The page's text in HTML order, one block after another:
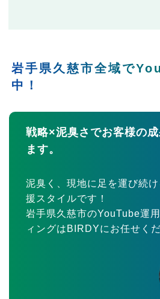
岩手県久慈市全域で
中！
戦略×泥臭さでお客様の
ます。
泥臭く、現地に足を運び続
援スタイルです！
岩手県久慈市のYouTube運
ィングはBIRDYにお任せくだ